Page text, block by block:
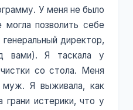
У меня не было
могла позволить себе
директор,
вами). Я таскала у
со стола. Меня
муж. Я выживала, как
грани истерики, что у